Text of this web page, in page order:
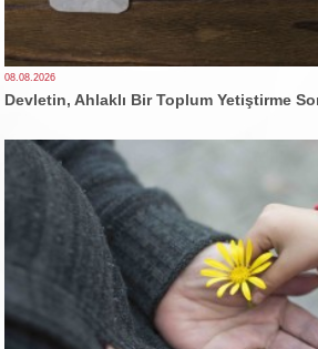
08.08.2026
Devletin, Ahlaklı Bir Toplum Yetiştirme